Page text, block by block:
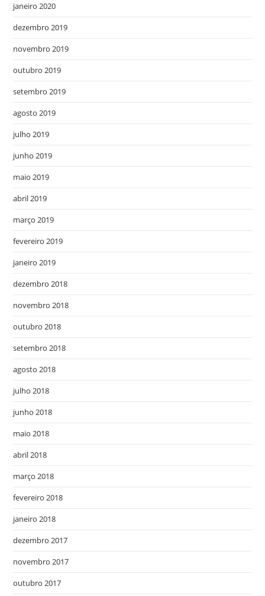
janeiro 2020
dezembro 2019
novembro 2019
outubro 2019
setembro 2019
agosto 2019
julho 2019
junho 2019
maio 2019
abril 2019
março 2019
fevereiro 2019
janeiro 2019
dezembro 2018
novembro 2018
outubro 2018
setembro 2018
agosto 2018
julho 2018
junho 2018
maio 2018
abril 2018
março 2018
fevereiro 2018
janeiro 2018
dezembro 2017
novembro 2017
outubro 2017